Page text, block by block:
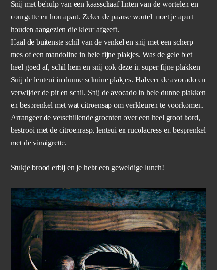
Snij met behulp van een kaasschaaf linten van de wortelen en
courgette en hou apart. Zeker de paarse wortel moet je apart
houden aangezien die kleur afgeeft.
Haal de buitenste schil van de venkel en snij met een scherp
mes of een mandoline in hele fijne plakjes. Was de gele biet
heel goed af, schil hem en snij ook deze in super fijne plakken.
Snij de lenteui in dunne schuine plakjes. Halveer de avocado en
verwijder de pit en schil. Snij de avocado in hele dunne plakken
en besprenkel met wat citroensap om verkleuren te voorkomen.
Arrangeer de verschillende groenten over een heel groot bord,
bestrooi met de citroenrasp, lenteui en rucolacress en besprenkel
met de vinaigrette.
Stukje brood erbij en je hebt een geweldige lunch!